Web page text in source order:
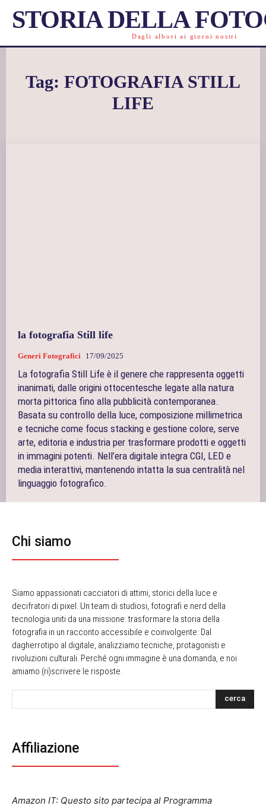
STORIA DELLA
Dagli albori ai giorni nostri
Tag: FOTOGRAFIA STILL
LIFE
la fotografia Still life
Generi Fotografici 17/09/2025
La fotografia Still Life è il genere che rappresenta oggetti
inanimati, dalle origini ottocentesche legate alla natura
morta pittorica fino alla pubblicità contemporanea.
Basata su controllo della luce, composizione millimetrica
e tecniche come focus stacking e gestione colore, serve
arte, editoria e industria per trasformare prodotti e oggetti
in immagini potenti. Nell’era digitale integra CGI, LED e
media interattivi, mantenendo intatta la sua centralità nel
linguaggio fotografico.
Chi siamo
Siamo appassionati cacciatori di attimi, storici della luce e
decifratori di pixel. Un team di studiosi, fotografi e nerd della
tecnologia uniti da una missione: trasformare la storia della
fotografia in un racconto accessibile e coinvolgente. Dal
dagherrotipo al digitale, analizziamo tecniche, protagonisti e
rivoluzioni culturali. Perché ogni immagine è una domanda, e noi
amiamo (ri)scrivere le risposte.
cerca
Affiliazione
Amazon IT: Questo sito partecipa al Programma